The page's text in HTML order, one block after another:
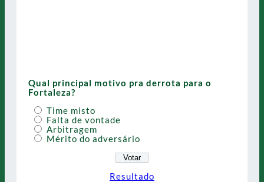
Qual principal motivo pra derrota para o
Fortaleza?
Time misto
Falta de vontade
Arbitragem
Mérito do adversário
Resultado